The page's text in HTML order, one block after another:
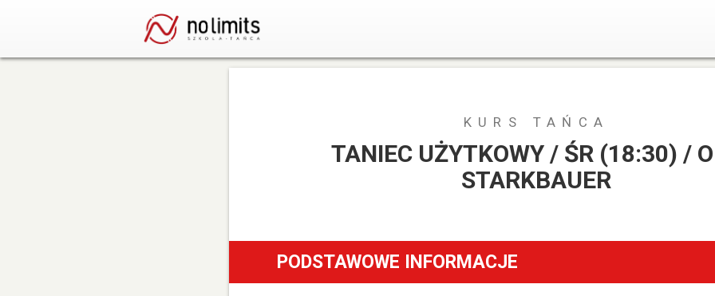
KURS TAŃCA
TANIEC UŻYTKOWY / ŚR (18:30) /
STARKBAUER
PODSTAWOWE INFORMACJE